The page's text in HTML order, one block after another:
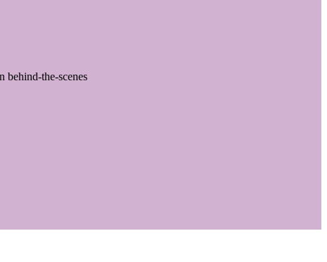
behind-the-scenes